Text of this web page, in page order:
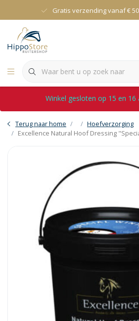
Gratis verzending vanaf €
Winkel gesloten op 15 en 16
Terug naar home
Hoefverzorging
Excellence Natural Hoof Dressing